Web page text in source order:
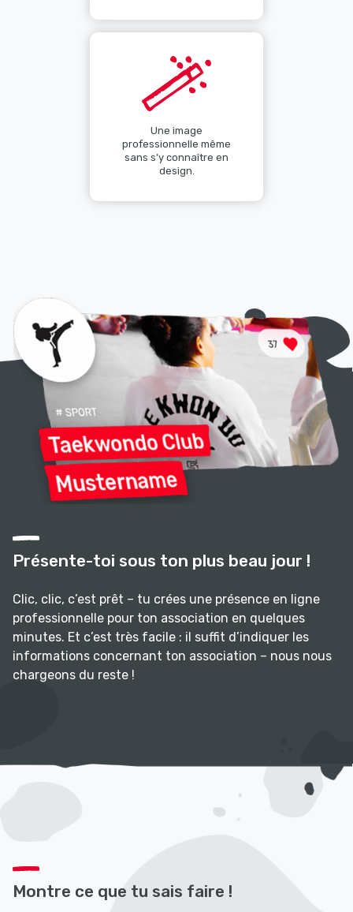
Une image
professionnelle même
sans s’y connaître en
design.
Présente-toi sous ton plus beau jour !
Clic, clic, c’est prêt – tu crées une présence en ligne
professionnelle pour ton association en quelques
minutes. Et c’est très facile : il suffit d’indiquer les
informations concernant ton association – nous nous
chargeons du reste !
Montre ce que tu sais faire !